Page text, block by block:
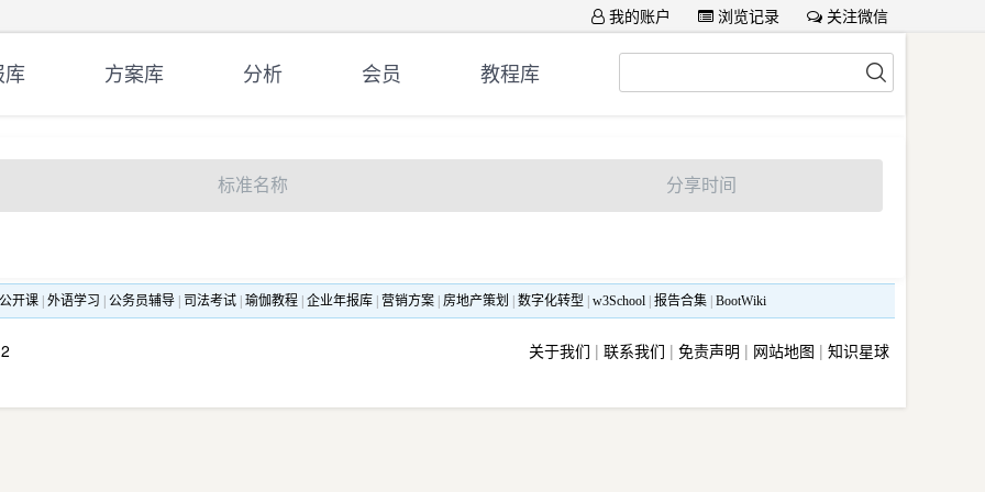
我的账户 浏览记录 关注微信
库 方案库 分析 会员 教程库
标准名称 分享时间
开课 外语学习 公务员辅导 司法考试 瑜伽教程 企业年报库 营销方案 房地产策划 数字化转型 w3School 报告合集 BootWiki
关于我们 | 联系我们 | 免责声明 | 网站地图 | 知识星球